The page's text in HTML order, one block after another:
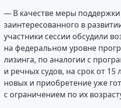
— В качестве меры поддержки
заинтересованного в
участники сессии обсудили
на федеральном уровне
лизинга, по аналогии с
и речных судов, на срок от 15
новых и приобретение уже
с ограничением по их